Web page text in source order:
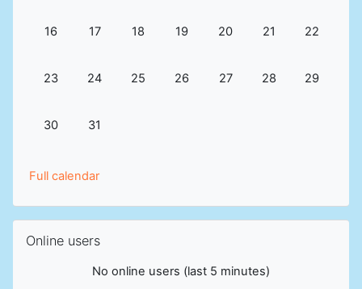
No events, Sunday, 16 August
16 No events, Monday, 17 August
17 No events, Tuesday, 18 August
18 No events, Wednesday, 19 August
19 No events, Thursday, 20
20 No events,
21 No
22
No events, Sunday, 23 August
23 No events, Monday, 24 August
24 No events, Tuesday, 25 August
25 No events, Wednesday, 26
26 No events, Thursday, 27
27 No events,
28 No
29
No events, Sunday, 30 August
30 No events, Monday, 31 August
31
Full calendar
Skip Online users
Online users
No online users (last 5 minutes)